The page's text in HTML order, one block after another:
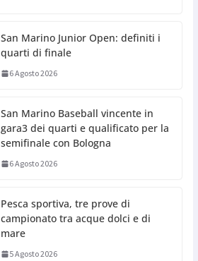
San Marino Junior Open: definiti i
quarti di finale
6 Agosto 2026
San Marino Baseball vincente in
gara3 dei quarti e qualificato per la
semifinale con Bologna
6 Agosto 2026
Pesca sportiva, tre prove di
campionato tra acque dolci e di
mare
5 Agosto 2026